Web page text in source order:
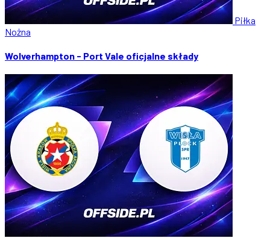
Piłka
Nożna
Wolverhampton - Port Vale oficjalne składy